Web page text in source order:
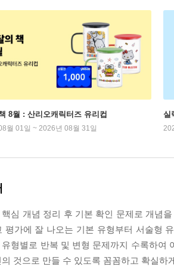
8월 : 산리오캐릭터즈 유리컵
월 01일 ~ 2026년 08월 31일
실
핵심 개념 정리 후 기본 확인 문제로 개념
평가에 잘 나오는 기본 유형부터 서술형
유형별로 반복 및 변형 문제까지 수록하여
의 것으로 만들 수 있도록 꼼꼼하고 확실하